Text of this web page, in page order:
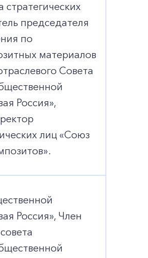
стратегических
председателя
по
материалов
Совета
Россия»,
лиц «Союз
Россия», Член